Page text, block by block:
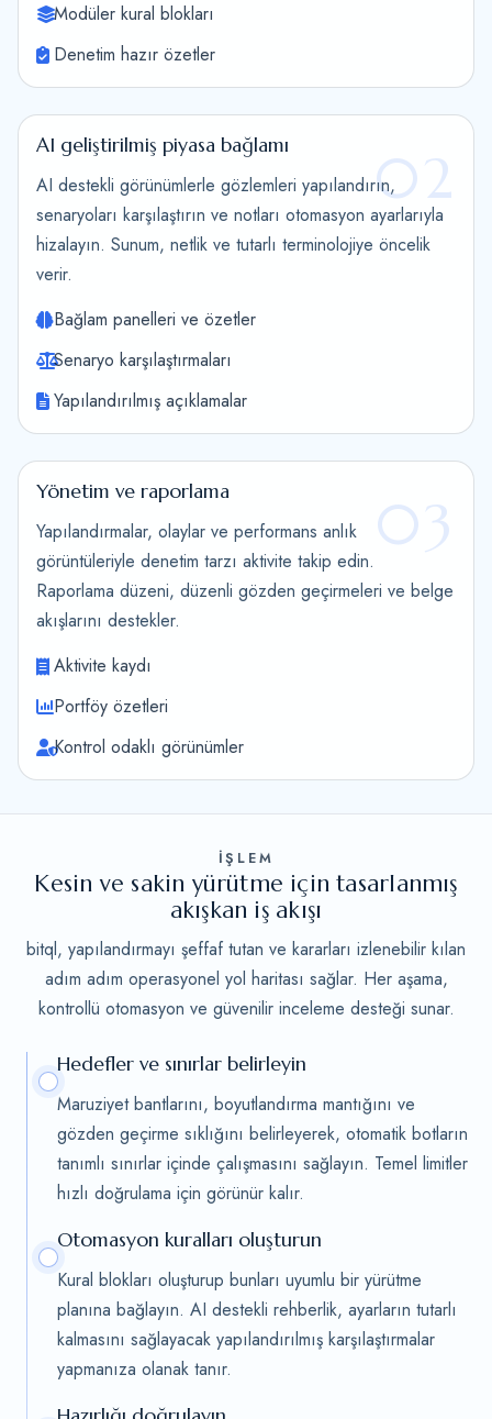
Modüler kural blokları
Denetim hazır özetler
02
AI geliştirilmiş piyasa bağlamı
AI destekli görünümlerle gözlemleri yapılandırın,
senaryoları karşılaştırın ve notları otomasyon ayarlarıyla
hizalayın. Sunum, netlik ve tutarlı terminolojiye öncelik
verir.
Bağlam panelleri ve özetler
Senaryo karşılaştırmaları
Yapılandırılmış açıklamalar
03
Yönetim ve raporlama
Yapılandırmalar, olaylar ve performans anlık
görüntüleriyle denetim tarzı aktivite takip edin.
Raporlama düzeni, düzenli gözden geçirmeleri ve belge
akışlarını destekler.
Aktivite kaydı
Portföy özetleri
Kontrol odaklı görünümler
İŞLEM
Kesin ve sakin yürütme için tasarlanmış
akışkan iş akışı
bitql, yapılandırmayı şeffaf tutan ve kararları izlenebilir kılan
adım adım operasyonel yol haritası sağlar. Her aşama,
kontrollü otomasyon ve güvenilir inceleme desteği sunar.
Hedefler ve sınırlar belirleyin
Maruziyet bantlarını, boyutlandırma mantığını ve
gözden geçirme sıklığını belirleyerek, otomatik botların
tanımlı sınırlar içinde çalışmasını sağlayın. Temel limitler
hızlı doğrulama için görünür kalır.
Otomasyon kuralları oluşturun
Kural blokları oluşturup bunları uyumlu bir yürütme
planına bağlayın. AI destekli rehberlik, ayarların tutarlı
kalmasını sağlayacak yapılandırılmış karşılaştırmalar
yapmanıza olanak tanır.